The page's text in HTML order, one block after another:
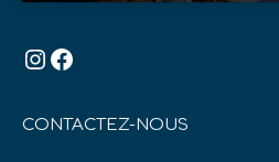
Instagram
Facebook
CONTACTEZ-NOUS